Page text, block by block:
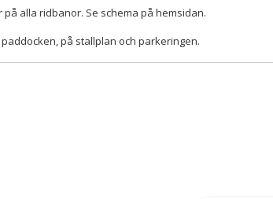
alla ridbanor. Se schema på hemsidan.
på stallplan och parkeringen.